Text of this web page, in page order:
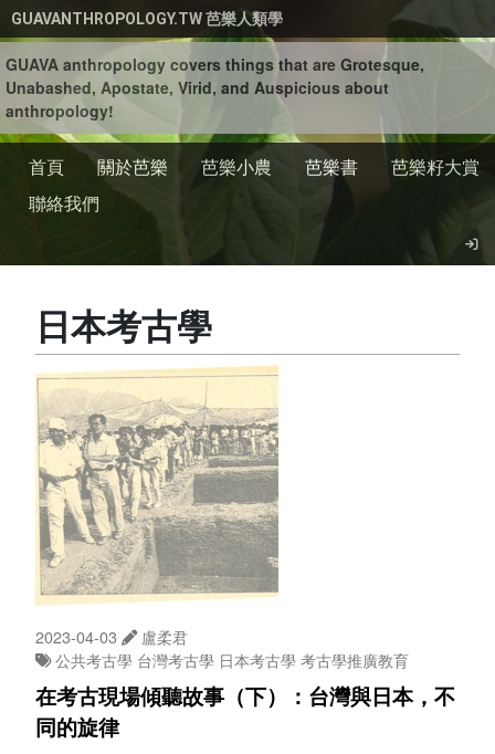
移至主內容
GUAVANTHROPOLOGY.TW 芭樂人類學
GUAVA anthropology covers things that are Grotesque,
Unabashed, Apostate, Virid, and Auspicious about
anthropology!
首頁 關於芭樂 芭樂小農 芭樂書
芭樂籽大賞
聯絡我們
日本考古學
2023-04-03
盧柔君
公共考古學 台灣考古學 日本考古學考古學推廣教育
在考古現場傾聽故事（下）：台灣與日本，不
同的旋律